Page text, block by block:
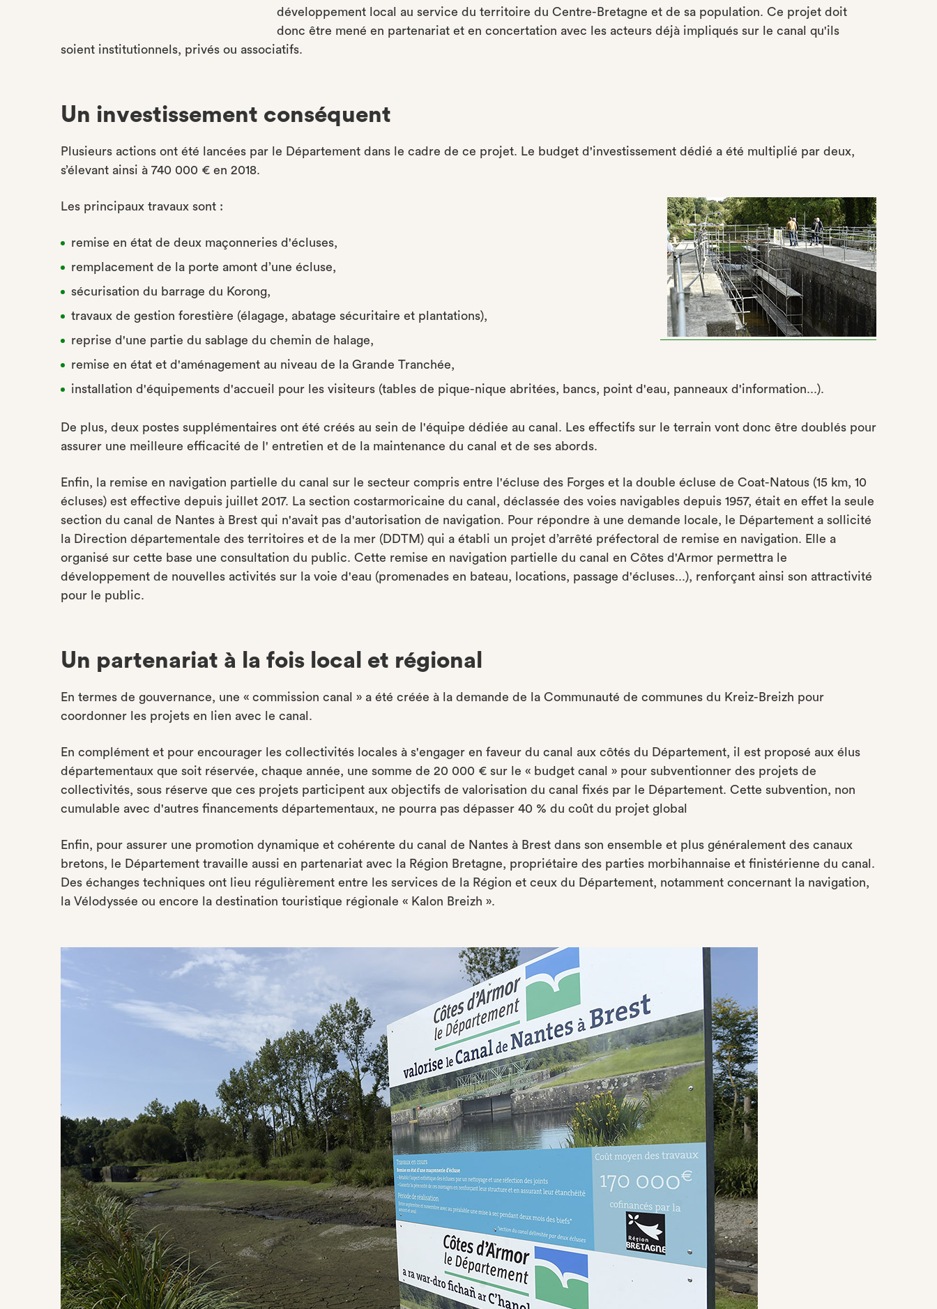
développement local au service du territoire du Centre-Bretagne et de sa population. Ce projet doit
donc être mené en partenariat et en concertation avec les acteurs déjà impliqués sur le canal qu'ils
soient institutionnels, privés ou associatifs.
Un investissement conséquent
Plusieurs actions ont été lancées par le Département dans le cadre de ce projet. Le budget d'investissement dédié a été multiplié par deux,
s’élevant ainsi à 740 000 € en 2018.
Les principaux travaux sont :
remise en état de deux maçonneries d'écluses,
remplacement de la porte amont d’une écluse,
sécurisation du barrage du Korong,
travaux de gestion forestière (élagage, abatage sécuritaire et plantations),
reprise d'une partie du sablage du chemin de halage,
remise en état et d'aménagement au niveau de la Grande Tranchée,
installation d'équipements d'accueil pour les visiteurs (tables de pique-nique abritées, bancs, point d'eau, panneaux d'information...).
De plus, deux postes supplémentaires ont été créés au sein de l'équipe dédiée au canal. Les effectifs sur le terrain vont donc être doublés pour
assurer une meilleure efficacité de l' entretien et de la maintenance du canal et de ses abords.
Enfin, la remise en navigation partielle du canal sur le secteur compris entre l'écluse des Forges et la double écluse de Coat-Natous (15 km, 10
écluses) est effective depuis juillet 2017. La section costarmoricaine du canal, déclassée des voies navigables depuis 1957, était en effet la seule
section du canal de Nantes à Brest qui n'avait pas d'autorisation de navigation. Pour répondre à une demande locale, le Département a sollicité
la Direction départementale des territoires et de la mer (DDTM) qui a établi un projet d’arrêté préfectoral de remise en navigation. Elle a
organisé sur cette base une consultation du public. Cette remise en navigation partielle du canal en Côtes d'Armor permettra le
développement de nouvelles activités sur la voie d'eau (promenades en bateau, locations, passage d'écluses...), renforçant ainsi son attractivité
pour le public.
Un partenariat à la fois local et régional
En termes de gouvernance, une « commission canal » a été créée à la demande de la Communauté de communes du Kreiz-Breizh pour
coordonner les projets en lien avec le canal.
En complément et pour encourager les collectivités locales à s'engager en faveur du canal aux côtés du Département, il est proposé aux élus
départementaux que soit réservée, chaque année, une somme de 20 000 € sur le « budget canal » pour subventionner des projets de
collectivités, sous réserve que ces projets participent aux objectifs de valorisation du canal fixés par le Département. Cette subvention, non
cumulable avec d'autres financements départementaux, ne pourra pas dépasser 40 % du coût du projet global
Enfin, pour assurer une promotion dynamique et cohérente du canal de Nantes à Brest dans son ensemble et plus généralement des canaux
bretons, le Département travaille aussi en partenariat avec la Région Bretagne, propriétaire des parties morbihannaise et finistérienne du canal.
Des échanges techniques ont lieu régulièrement entre les services de la Région et ceux du Département, notamment concernant la navigation,
la Vélodyssée ou encore la destination touristique régionale « Kalon Breizh ».